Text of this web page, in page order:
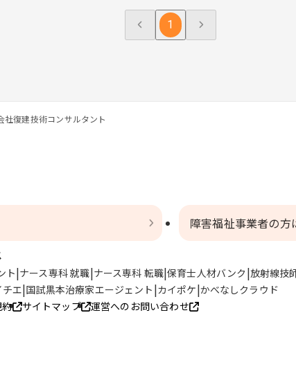
1
社復建技術コンサルタント
障害福祉事業者の方
ト ナース専科 就職 ナース専科 転職 保育士人材バンク 放射線技
エ 国試黒本治療家エージェント カイポケ かべなしクラウド
約 サイトマップ 運営へのお問い合わせ